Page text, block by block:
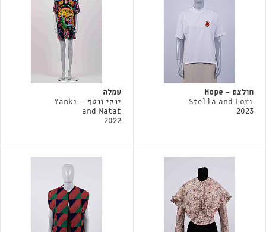
חולצת - Hope
Stella and Lori
2023
שמלה
ינקי ונטף - Yanki
and Nataf
2022